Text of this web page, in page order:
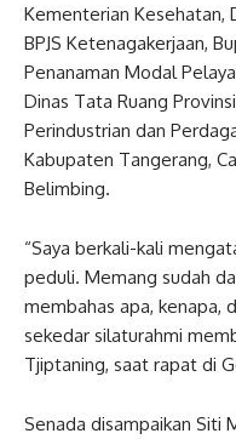
Kementerian Kesehatan,
BPJS Ketenagakerjaan,
Penanaman Modal
Dinas Tata Ruang
Perindustrian dan
Kabupaten Tangerang,
Belimbing.
“Saya berkali-kali
peduli. Memang sudah
membahas apa, kenapa,
sekedar silaturahmi
Tjiptaning, saat rapat di
Senada disampaikan Siti